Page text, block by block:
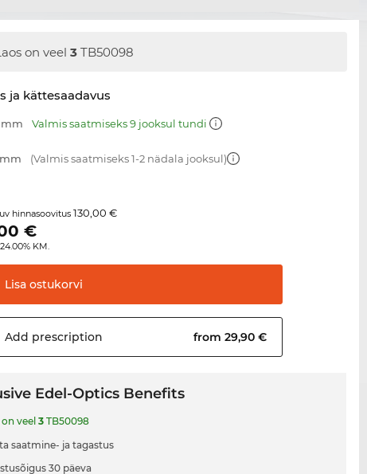
on veel3 TB50098
ja kättesaadavus
Valmis saatmiseks 9 jooksul tundi
(Valmis saatmiseks 1-2 nädala jooksul)
hinnasoovitus130,00 €
€
KM.
Lisa ostukorvi
Add prescription from 29,90 €
Edel-Optics Benefits
on veel3 TB50098
saatmine- ja tagastus
30 päeva